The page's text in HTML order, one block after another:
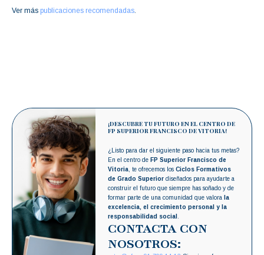
Ver más publicaciones recomendadas.
¡DESCUBRE TU FUTURO EN EL CENTRO DE
FP SUPERIOR FRANCISCO DE VITORIA!
¿Listo para dar el siguiente paso hacia tus metas?
En el centro de FP Superior Francisco de
Vitoria , te ofrecemos losCiclos Formativos
de Grado Superior diseñados para ayudarte a
construir el futuro que siempre has soñado y de
formar parte de una comunidad que valora
la
excelencia, el crecimiento personal y la
responsabilidad social
CONTACTA CON
NOSOTROS: